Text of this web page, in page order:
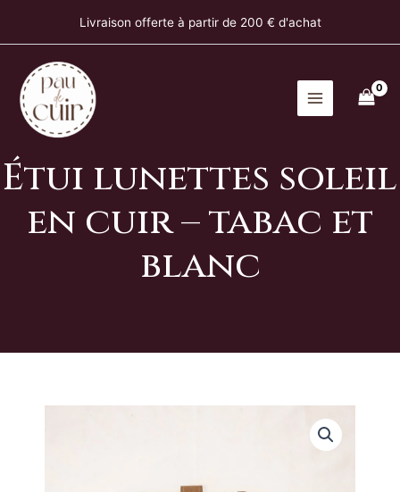
Livraison offerte à partir de 200 € d'achat
Étui lunettes soleil
en cuir – tabac et
blanc
en
tabac
et
blanc